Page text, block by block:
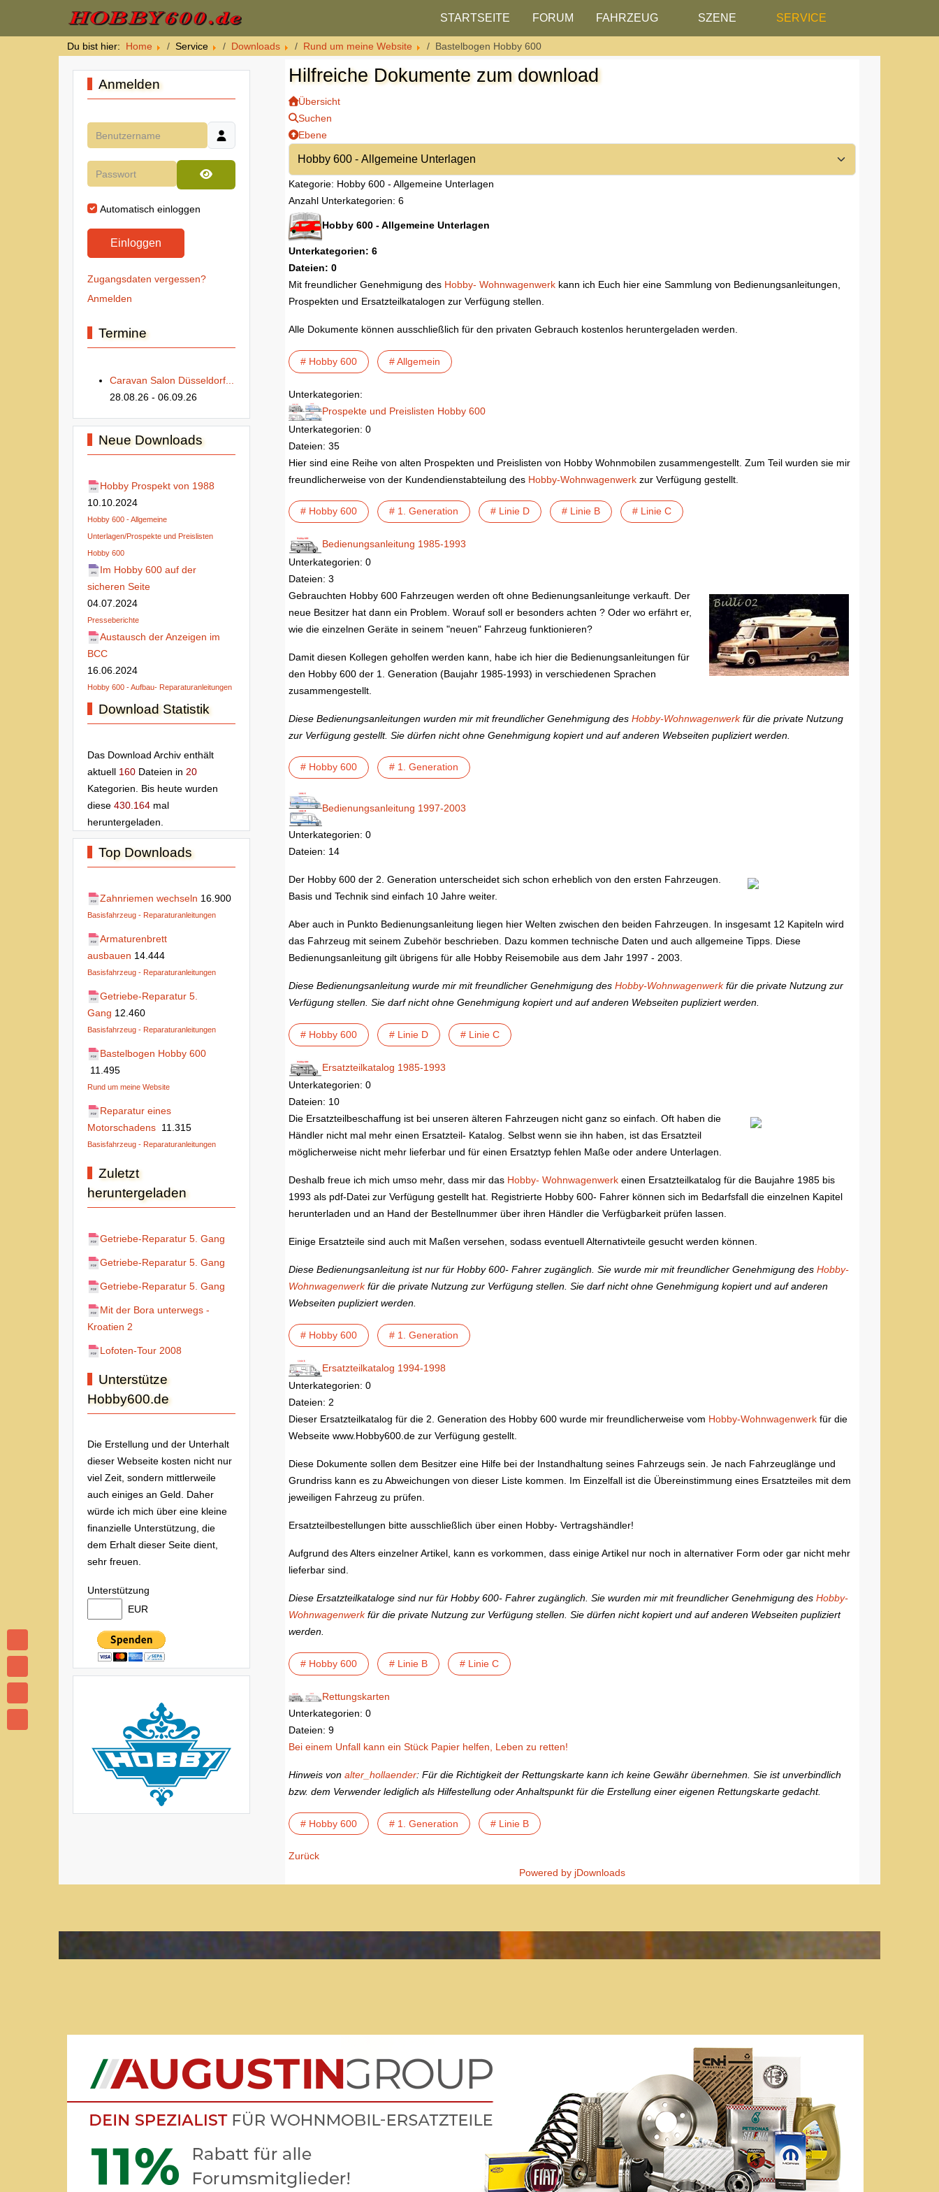
STARTSEITE FORUM FAHRZEUG SZENE SERVICE
Du bist hier: Home Service Downloads Rund um meine Website Bastelbogen Hobby 600
Anmelden
Passwort anzeigen
Automatisch einloggen
Einloggen
Zugangsdaten vergessen?
Anmelden
Termine
Caravan Salon Düsseldorf...
28.08.26 - 06.09.26
Neue Downloads
Hobby Prospekt von 1988
10.10.2024
Hobby 600 - Allgemeine
Unterlagen/Prospekte und Preislisten
Hobby 600
Im Hobby 600 auf der
sicheren Seite
04.07.2024
Presseberichte
Austausch der Anzeigen im
BCC
16.06.2024
Hobby 600 - Aufbau- Reparaturanleitungen
Download Statistik
Das Download Archiv enthält
aktuell 160 Dateien in 20
Kategorien. Bis heute wurden
diese 430.164 mal
heruntergeladen.
Top Downloads
Zahnriemen wechseln 16.900
Basisfahrzeug - Reparaturanleitungen
Armaturenbrett
ausbauen 14.444
Basisfahrzeug - Reparaturanleitungen
Getriebe-Reparatur 5.
Gang 12.460
Basisfahrzeug - Reparaturanleitungen
Bastelbogen Hobby 600
11.495
Rund um meine Website
Reparatur eines
Motorschadens 11.315
Basisfahrzeug - Reparaturanleitungen
Zuletzt
heruntergeladen
Getriebe-Reparatur 5. Gang
Getriebe-Reparatur 5. Gang
Getriebe-Reparatur 5. Gang
Mit der Bora unterwegs -
Kroatien 2
Lofoten-Tour 2008
Unterstütze
Hobby600.de
Die Erstellung und der Unterhalt
dieser Webseite kosten nicht nur
viel Zeit, sondern mittlerweile
auch einiges an Geld. Daher
würde ich mich über eine kleine
finanzielle Unterstützung, die
dem Erhalt dieser Seite dient,
sehr freuen.
Unterstützung
EUR
Hilfreiche Dokumente zum download
Übersicht
Suchen
Ebene
Kategorie: Hobby 600 - Allgemeine Unterlagen
Anzahl Unterkategorien: 6
Hobby 600 - Allgemeine Unterlagen
Unterkategorien: 6
Dateien: 0
Mit freundlicher Genehmigung des Hobby- Wohnwagenwerk kann ich Euch hier eine Sammlung von Bedienungsanleitungen,
Prospekten und Ersatzteilkatalogen zur Verfügung stellen.
Alle Dokumente können ausschließlich für den privaten Gebrauch kostenlos heruntergeladen werden.
# Hobby 600 # Allgemein
Unterkategorien:
Prospekte und Preislisten Hobby 600
Unterkategorien: 0
Dateien: 35
Hier sind eine Reihe von alten Prospekten und Preislisten von Hobby Wohnmobilen zusammengestellt. Zum Teil wurden sie mir
freundlicherweise von der Kundendienstabteilung des Hobby-Wohnwagenwerk zur Verfügung gestellt.
# Hobby 600 # 1. Generation # Linie D # Linie B # Linie C
Bedienungsanleitung 1985-1993
Unterkategorien: 0
Dateien: 3
Gebrauchten Hobby 600 Fahrzeugen werden oft ohne Bedienungsanleitunge verkauft. Der
neue Besitzer hat dann ein Problem. Worauf soll er besonders achten ? Oder wo erfährt er,
wie die einzelnen Geräte in seinem "neuen" Fahrzeug funktionieren?
Damit diesen Kollegen geholfen werden kann, habe ich hier die Bedienungsanleitungen für
den Hobby 600 der 1. Generation (Baujahr 1985-1993) in verschiedenen Sprachen
zusammengestellt.
Diese Bedienungsanleitungen wurden mir mit freundlicher Genehmigung des Hobby-Wohnwagenwerkfür die private Nutzung
zur Verfügung gestellt. Sie dürfen nicht ohne Genehmigung kopiert und auf anderen Webseiten pupliziert werden.
# Hobby 600 # 1. Generation
Bedienungsanleitung 1997-2003
Unterkategorien: 0
Dateien: 14
Der Hobby 600 der 2. Generation unterscheidet sich schon erheblich von den ersten Fahrzeugen.
Basis und Technik sind einfach 10 Jahre weiter.
Aber auch in Punkto Bedienungsanleitung liegen hier Welten zwischen den beiden Fahrzeugen. In insgesamt 12 Kapiteln wird
das Fahrzeug mit seinem Zubehör beschrieben. Dazu kommen technische Daten und auch allgemeine Tipps. Diese
Bedienungsanleitung gilt übrigens für alle Hobby Reisemobile aus dem Jahr 1997 - 2003.
Diese Bedienungsanleitung wurde mir mit freundlicher Genehmigung des Hobby-Wohnwagenwerkfür die private Nutzung zur
Verfügung stellen. Sie darf nicht ohne Genehmigung kopiert und auf anderen Webseiten pupliziert werden.
# Hobby 600 # Linie D # Linie C
Ersatzteilkatalog 1985-1993
Unterkategorien: 0
Dateien: 10
Die Ersatzteilbeschaffung ist bei unseren älteren Fahrzeugen nicht ganz so einfach. Oft haben die
Händler nicht mal mehr einen Ersatzteil- Katalog. Selbst wenn sie ihn haben, ist das Ersatzteil
möglicherweise nicht mehr lieferbar und für einen Ersatztyp fehlen Maße oder andere Unterlagen.
Deshalb freue ich mich umso mehr, dass mir das Hobby- Wohnwagenwerk einen Ersatzteilkatalog für die Baujahre 1985 bis
1993 als pdf-Datei zur Verfügung gestellt hat. Registrierte Hobby 600- Fahrer können sich im Bedarfsfall die einzelnen Kapitel
herunterladen und an Hand der Bestellnummer über ihren Händler die Verfügbarkeit prüfen lassen.
Einige Ersatzteile sind auch mit Maßen versehen, sodass eventuell Alternativteile gesucht werden können.
Diese Bedienungsanleitung ist nur für Hobby 600- Fahrer zugänglich. Sie wurde mir mit freundlicher Genehmigung des Hobby-
Wohnwagenwerkfür die private Nutzung zur Verfügung stellen. Sie darf nicht ohne Genehmigung kopiert und auf anderen
Webseiten pupliziert werden.
# Hobby 600 # 1. Generation
Ersatzteilkatalog 1994-1998
Unterkategorien: 0
Dateien: 2
Dieser Ersatzteilkatalog für die 2. Generation des Hobby 600 wurde mir freundlicherweise vom Hobby-Wohnwagenwerk für die
Webseite www.Hobby600.de zur Verfügung gestellt.
Diese Dokumente sollen dem Besitzer eine Hilfe bei der Instandhaltung seines Fahrzeugs sein. Je nach Fahrzeuglänge und
Grundriss kann es zu Abweichungen von dieser Liste kommen. Im Einzelfall ist die Übereinstimmung eines Ersatzteiles mit dem
jeweiligen Fahrzeug zu prüfen.
Ersatzteilbestellungen bitte ausschließlich über einen Hobby- Vertragshändler!
Aufgrund des Alters einzelner Artikel, kann es vorkommen, dass einige Artikel nur noch in alternativer Form oder gar nicht mehr
lieferbar sind.
Diese Ersatzteilkataloge sind nur für Hobby 600- Fahrer zugänglich. Sie wurden mir mit freundlicher Genehmigung des Hobby-
Wohnwagenwerkfür die private Nutzung zur Verfügung stellen. Sie dürfen nicht kopiert und auf anderen Webseiten pupliziert
werden.
# Hobby 600 # Linie B # Linie C
Rettungskarten
Unterkategorien: 0
Dateien: 9
Bei einem Unfall kann ein Stück Papier helfen, Leben zu retten!
Hinweis von alter_hollaender: Für die Richtigkeit der Rettungskarte kann ich keine Gewähr übernehmen. Sie ist unverbindlich
bzw. dem Verwender lediglich als Hilfestellung oder Anhaltspunkt für die Erstellung einer eigenen Rettungskarte gedacht.
# Hobby 600 # 1. Generation # Linie B
Zurück
Powered by jDownloads